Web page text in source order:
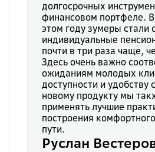
долгосрочных
финансовом портфеле. В
этом году зумеры стали
индивидуальные
почти в три раза чаще,
Здесь очень важно
ожиданиям молодых
доступности и удобству
новому продукту мы
применять лучшие
построения
пути.
Руслан